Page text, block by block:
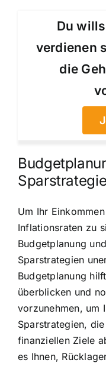
Du
verdienen
die
Um Ihr
Inflationsraten zu
Budgetplanung
Sparstrategien
Budgetplanung
überblicken und
vorzunehmen, um
Sparstrategien,
finanziellen Ziele
es Ihnen,